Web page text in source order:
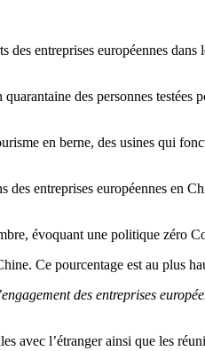
des entreprises européennes
des personnes testées
en berne, des usines qui
des entreprises européennes en
évoquant une politique zéro
Ce pourcentage est au plus
des entreprises
avec l’étranger ainsi que les